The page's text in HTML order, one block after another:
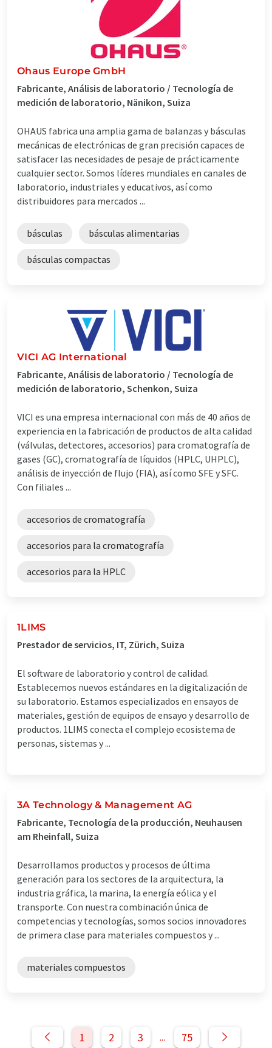
Ohaus Europe GmbH
Fabricante, Análisis de laboratorio / Tecnología de
medición de laboratorio, Nänikon, Suiza
OHAUS fabrica una amplia gama de balanzas y básculas
mecánicas de electrónicas de gran precisión capaces de
satisfacer las necesidades de pesaje de prácticamente
cualquier sector. Somos líderes mundiales en canales de
laboratorio, industriales y educativos, así como
distribuidores para mercados ...
básculas básculas alimentarias
básculas compactas
VICI AG International
Fabricante, Análisis de laboratorio / Tecnología de
medición de laboratorio, Schenkon, Suiza
VICI es una empresa internacional con más de 40 años de
experiencia en la fabricación de productos de alta calidad
(válvulas, detectores, accesorios) para cromatografía de
gases (GC), cromatografía de líquidos (HPLC, UHPLC),
análisis de inyección de flujo (FIA), así como SFE y SFC.
Con filiales ...
accesorios de cromatografía
accesorios para la cromatografía
accesorios para la HPLC
1LIMS
Prestador de servicios, IT, Zürich, Suiza
El software de laboratorio y control de calidad.
Establecemos nuevos estándares en la digitalización de
su laboratorio. Estamos especializados en ensayos de
materiales, gestión de equipos de ensayo y desarrollo de
productos. 1LIMS conecta el complejo ecosistema de
personas, sistemas y ...
3A Technology & Management AG
Fabricante, Tecnología de la producción, Neuhausen
am Rheinfall, Suiza
Desarrollamos productos y procesos de última
generación para los sectores de la arquitectura, la
industria gráfica, la marina, la energía eólica y el
transporte. Con nuestra combinación única de
competencias y tecnologías, somos socios innovadores
de primera clase para materiales compuestos y ...
materiales compuestos
1 2 3 ... 75